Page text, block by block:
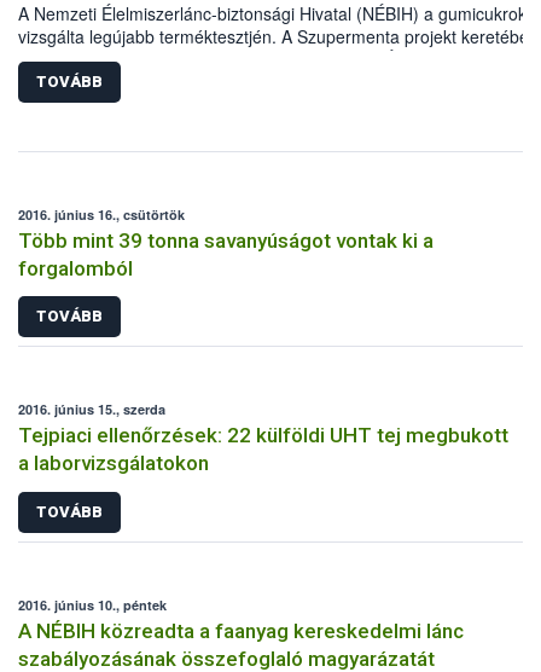
A Nemzeti Élelmiszerlánc-biztonsági Hivatal (NÉBIH) a gumicukrokat
vizsgálta legújabb terméktesztjén. A Szupermenta projekt
gumicukrot ellenőriztek a hatóság munkatársai. Élelmiszerbiztonsági
szempontból valamennyi megfelelőnek bizonyult, de hibás jelölés
termék esetében kellett hatósági eljárást indítani.
TOVÁBB
2016. június 16., csütörtök
Több mint 39 tonna savanyúságot vontak ki a
forgalomból
TOVÁBB
2016. június 15., szerda
Tejpiaci ellenőrzések: 22 külföldi UHT tej megbukott
a laborvizsgálatokon
TOVÁBB
2016. június 10., péntek
A NÉBIH közreadta a faanyag kereskedelmi lánc
szabályozásának összefoglaló magyarázatát